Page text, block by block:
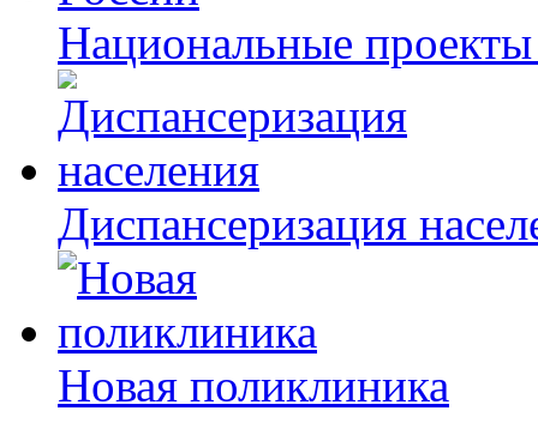
Национальные
Диспансеризация
Новая поликлиника